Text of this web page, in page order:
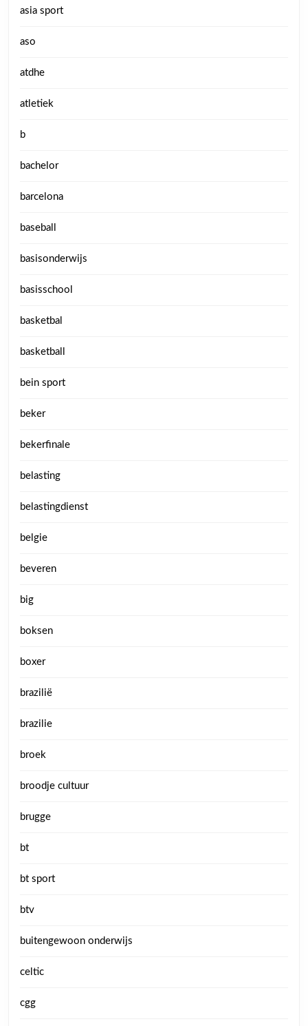
asia sport
aso
atdhe
atletiek
b
bachelor
barcelona
baseball
basisonderwijs
basisschool
basketbal
basketball
bein sport
beker
bekerfinale
belasting
belastingdienst
belgie
beveren
big
boksen
boxer
brazilië
brazilie
broek
broodje cultuur
brugge
bt
bt sport
btv
buitengewoon onderwijs
celtic
cgg